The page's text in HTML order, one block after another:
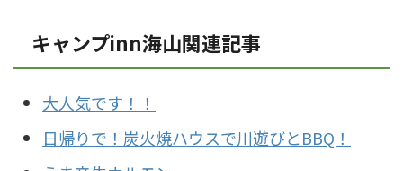
キャンプinn海山関連記事
大人気です！！
日帰りで！炭火焼ハウスで川遊びとBBQ！